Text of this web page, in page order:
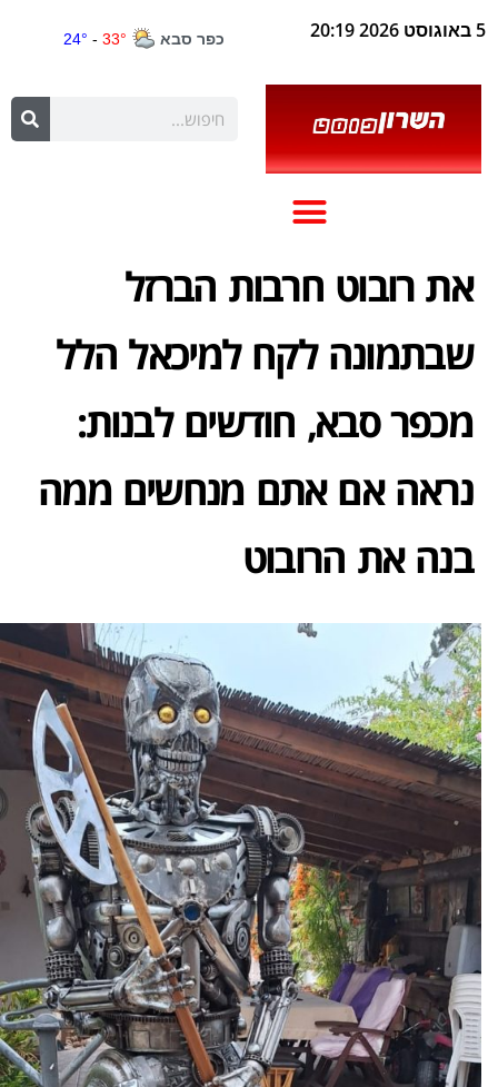
5 באוגוסט 2026 20:19
את רובוט חרבות הברזל
שבתמונה לקח למיכאל הלל
מכפר סבא, חודשים לבנות:
נראה אם אתם מנחשים ממה
בנה את הרובוט